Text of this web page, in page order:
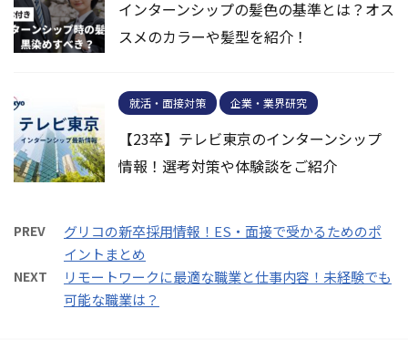
インターンシップの髪色の基準とは？オス
スメのカラーや髪型を紹介！
就活・面接対策 企業・業界研究
【23卒】テレビ東京のインターンシップ
情報！選考対策や体験談をご紹介
PREV
グリコの新卒採用情報！ES・面接で受かるためのポ
イントまとめ
NEXT
リモートワークに最適な職業と仕事内容！未経験でも
可能な職業は？